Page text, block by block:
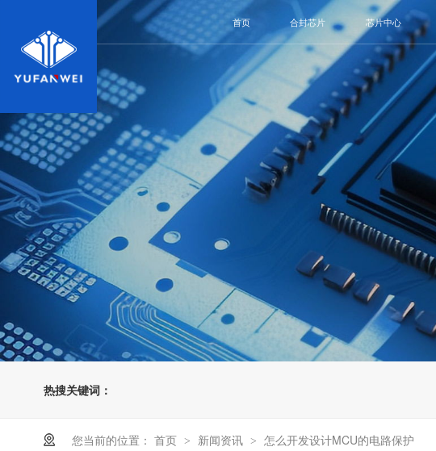
首页 合封芯片 芯片中心
热搜关键词：
您当前的位置： 首页 > 新闻资讯 > 怎么开发设计MCU的电路保护